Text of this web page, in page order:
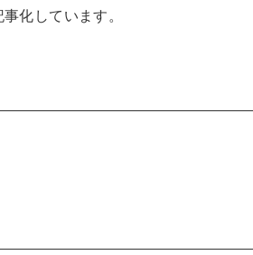
化しています。